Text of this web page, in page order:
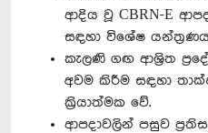
ආදිය වූ CBRN-E
සඳහා විශේෂ
කැලණි ගඟ ආශ්‍රිත
අවම කිරීම සඳහා
ක්‍රියාත්මක වේ.
ආපදාවලින් පසුව